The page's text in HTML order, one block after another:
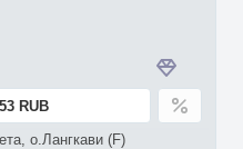
RUB
о.Лангкави (F)